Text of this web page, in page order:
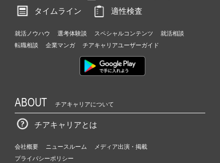
タイムライン
適性検査
就活ノウハウ 選考体験談 スペシャルコンテンツ
就活相談
転職相談
企業マンガ チアキャリアユーザーガイド
ABOUT チアキャリアについて
チアキャリアとは
会社概要 ニュースルーム
メディア出演・掲載
プライバシーポリシー